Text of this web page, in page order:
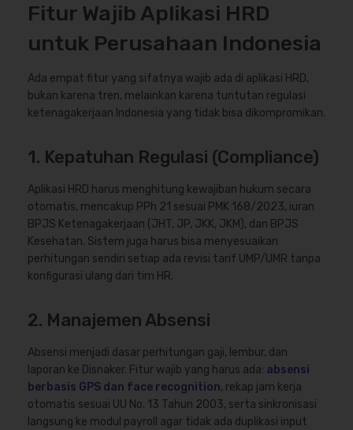
Fitur Wajib Aplikasi HRD
untuk Perusahaan Indonesia
Ada empat fitur yang sifatnya wajib ada di aplikasi HRD,
bukan karena tren, melainkan karena tuntutan regulasi
ketenagakerjaan Indonesia yang tidak bisa dikompromikan.
1. Kepatuhan Regulasi (Compliance)
Aplikasi HRD harus menghitung kewajiban hukum secara
otomatis, mencakup PPh 21 sesuai PMK 168/2023, iuran
BPJS Ketenagakerjaan (JHT, JP, JKK, JKM), dan BPJS
Kesehatan. Sistem juga harus bisa menyesuaikan
perhitungan sendiri setiap ada revisi tarif UMP/UMR tanpa
konfigurasi ulang dari tim HR.
2. Manajemen Absensi
Absensi menjadi dasar perhitungan gaji, lembur, dan
laporan ke Disnaker. Fitur wajib yang harus ada: absensi
berbasis GPS dan face recognition, rekap jam kerja
otomatis sesuai UU No. 13 Tahun 2003, serta sinkronisasi
langsung ke modul payroll agar tidak ada duplikasi input